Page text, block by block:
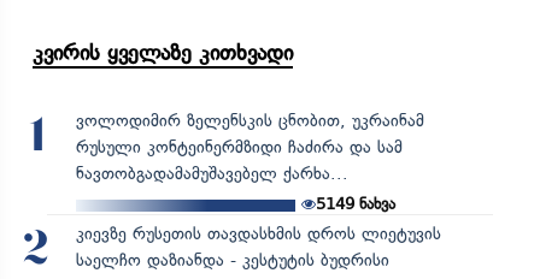
კვირის ყველაზე კითხვადი
1
ვოლოდიმირ ზელენსკის ცნობით, უკრაინამ
რუსული კონტეინერმზიდი ჩაძირა და სამ
ნავთობგადამამუშავებელ ქარხა...
5149 ნახვა
2
კიევზე რუსეთის თავდასხმის დროს ლიეტუვის
საელჩო დაზიანდა - კესტუტის ბუდრისი